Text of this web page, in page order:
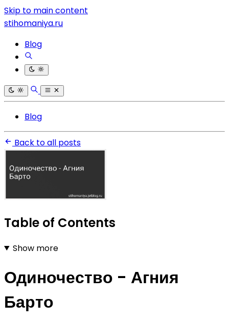
Skip to main content
stihomaniya.ru
Blog
Blog
Back to all posts
Table of Contents
Show more
Одиночество - Агния
Барто